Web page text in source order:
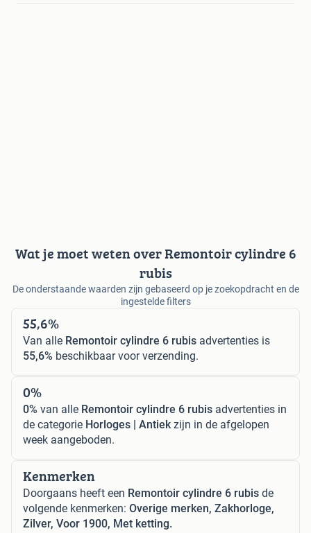
Wat je moet weten over Remontoir cylindre 6
rubis
De onderstaande waarden zijn gebaseerd op je zoekopdracht en de
ingestelde filters
55,6%
Van alle Remontoir cylindre 6 rubis advertenties is
55,6% beschikbaar voor verzending.
0%
0% van alle Remontoir cylindre 6 rubis advertenties in
de categorie Horloges | Antiekzijn in de afgelopen
week aangeboden.
Kenmerken
Doorgaans heeft een Remontoir cylindre 6 rubis de
volgende kenmerken: Overige merken, Zakhorloge,
Zilver, Voor 1900, Met ketting.